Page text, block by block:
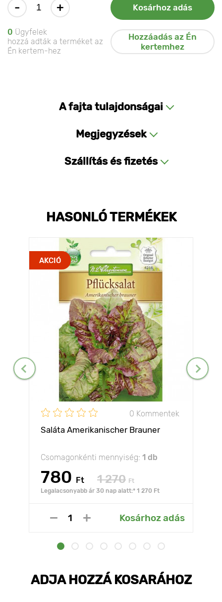
- + Kosárhoz adás
0 Ügyfelek
hozzá adták a terméket az
Én kertem-hez
Hozzáadás az Én
kertemhez
A fajta tulajdonságai
Megjegyzések
Szállítás és fizetés
HASONLÓ TERMÉKEK
AKCIÓ
0 Kommentek
Saláta Amerikanischer Brauner
Csomagonkénti mennyiség: 1 db
780 Ft 1 270 Ft
Legalacsonyabb ár 30 nap alatt:* 1 270 Ft
Kosárhoz adás
ADJA HOZZÁ KOSARÁHOZ